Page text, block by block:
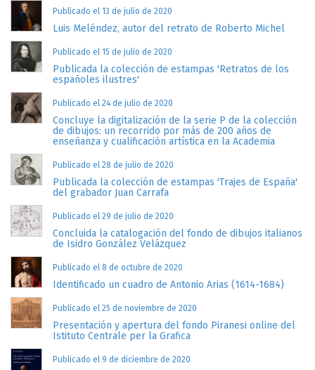
Publicado el 13 de julio de 2020
Luis Meléndez, autor del retrato de Roberto Michel
Publicado el 15 de julio de 2020
Publicada la colección de estampas 'Retratos de los
españoles ilustres'
Publicado el 24 de julio de 2020
Concluye la digitalización de la serie P de la colección
de dibujos: un recorrido por más de 200 años de
enseñanza y cualificación artística en la Academia
Publicado el 28 de julio de 2020
Publicada la colección de estampas 'Trajes de España'
del grabador Juan Carrafa
Publicado el 29 de julio de 2020
Concluida la catalogación del fondo de dibujos italianos
de Isidro González Velázquez
Publicado el 8 de octubre de 2020
Identificado un cuadro de Antonio Arias (1614-1684)
Publicado el 25 de noviembre de 2020
Presentación y apertura del fondo Piranesi online del
Istituto Centrale per la Grafica
Publicado el 9 de diciembre de 2020